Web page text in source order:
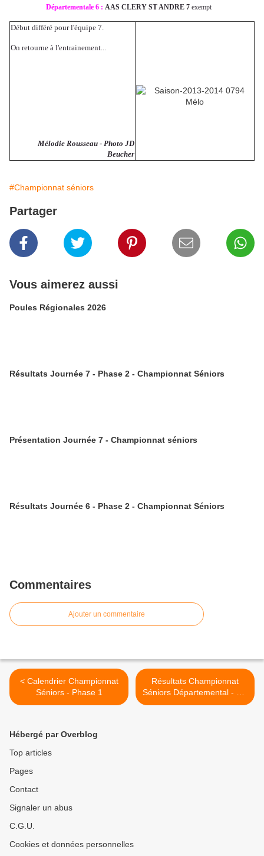
Départementale 6 : AAS CLERY ST ANDRE 7exempt
Début différé pour l'équipe 7.
On retourne à l'entrainement...
Mélodie Rousseau - Photo JD
Beucher
#Championnat séniors
Partager
Vous aimerez aussi
Poules Régionales 2026
Résultats Journée 7 - Phase 2 - Championnat Séniors
Présentation Journée 7 - Championnat séniors
Résultats Journée 6 - Phase 2 - Championnat Séniors
Commentaires
Ajouter un commentaire
< Calendrier Championnat
Séniors - Phase 1
Résultats Championnat
Séniors Départemental - J.1
>
Hébergé par Overblog
Top articles
Pages
Contact
Signaler un abus
C.G.U.
Cookies et données personnelles